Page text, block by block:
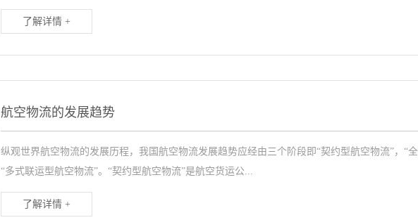
了解详情 +
航空物流的发展趋势
纵观世界航空物流的发展历程，我国航空物流发展趋势应经由三个阶段即“契约型航空物流”，“
“多式联运型航空物流”。“契约型航空物流”是航空货运公...
了解详情 +